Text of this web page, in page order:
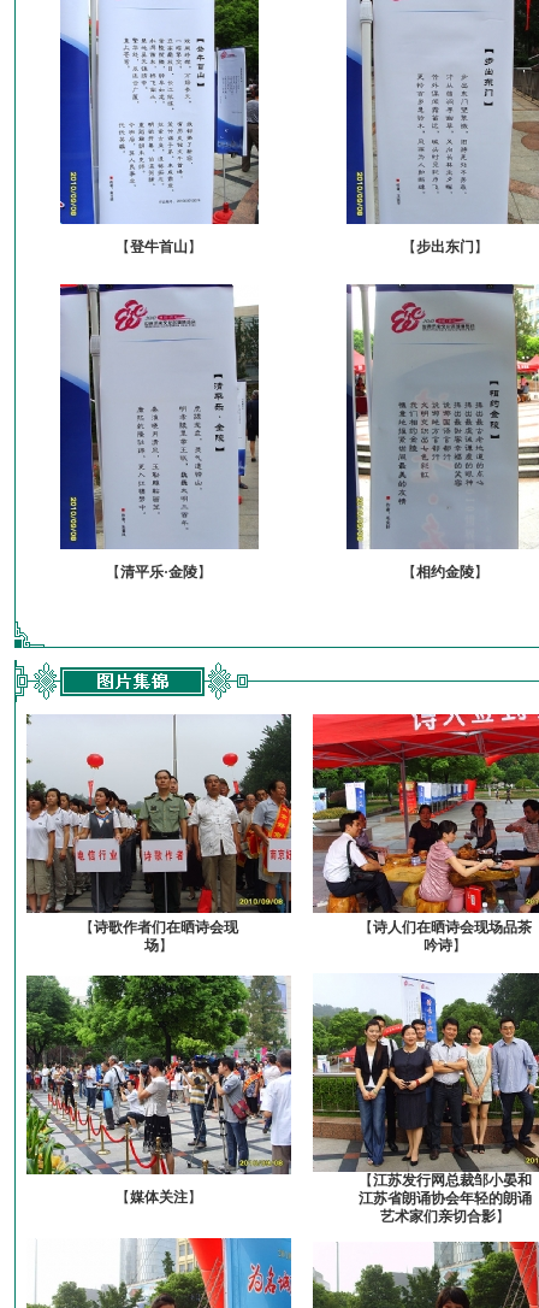
【登牛首山】 【步出东门 】
【清平乐·金陵】 【相约金陵】
【诗歌作者们在晒诗会现
场】
【诗人们在晒诗会现场品茶
吟诗】
【媒体关注】
【江苏发行网总裁邹小晏和
江苏省朗诵协会年轻的朗诵
艺术家们亲切合影】